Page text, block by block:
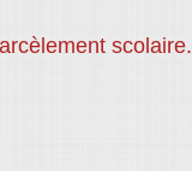
scolaire.